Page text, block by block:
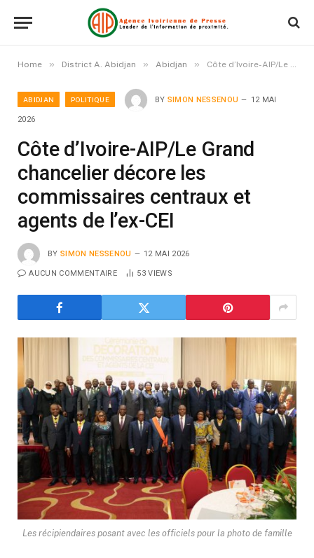
Home » District A. Abidjan » Abidjan » Côte d’Ivoire-AIP/Le Grand chancelier décore les commissaires centraux et agents de l’ex-CEI
ABIDJAN POLITIQUE BY SIMON NESSENOU 12 MAI
2026
Côte d’Ivoire-AIP/Le Grand
chancelier décore les
commissaires centraux et
agents de l’ex-CEI
BY SIMON NESSENOU 12 MAI 2026
AUCUN COMMENTAIRE 53VIEWS
Les récipiendaires posant avec les officiels pour la photo de famille